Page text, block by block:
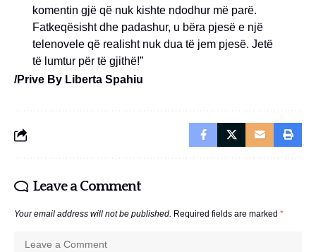
komentin gjë që nuk kishte ndodhur më parë.
Fatkeqësisht dhe padashur, u bëra pjesë e një
telenovele që realisht nuk dua të jem pjesë. Jetë
të lumtur për të gjithë!”
/Prive By Liberta Spahiu
Leave a Comment
Your email address will not be published. Required fields are marked *